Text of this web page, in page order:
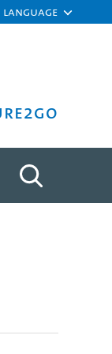
Language